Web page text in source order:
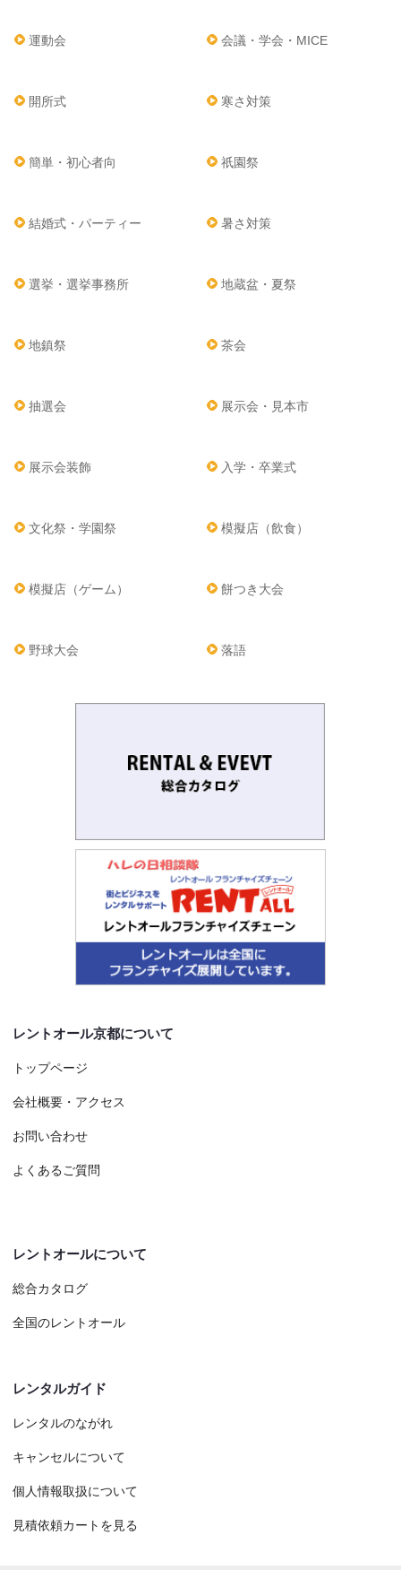
運動会 会議・学会・MICE
開所式 寒さ対策
簡単・初心者向 祇園祭
結婚式・パーティー 暑さ対策
選挙・選挙事務所 地蔵盆・夏祭
地鎮祭 茶会
抽選会 展示会・見本市
展示会装飾 入学・卒業式
文化祭・学園祭 模擬店（飲食）
模擬店（ゲーム） 餅つき大会
野球大会 落語
レントオール京都について
トップページ
会社概要・アクセス
お問い合わせ
よくあるご質問
レントオールについて
総合カタログ
全国のレントオール
レンタルガイド
レンタルのながれ
キャンセルについて
個人情報取扱について
見積依頼カートを見る